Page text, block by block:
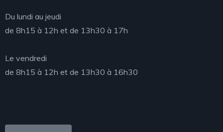
Du lundi au jeudi
de 8h15 à 12h et de 13h30 à 17h
Le vendredi
de 8h15 à 12h et de 13h30 à 16h30